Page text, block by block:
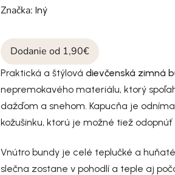
Značka:Iný
Dodanie od 1,90€
Praktická a štýlovádievčenská zimná
nepremokavého materiálu, ktorý
dažďom a snehom. Kapucňa je
kožušinku, ktorú je možné tiež odopnúť
Vnútro bundy je celé teplučké a
slečna zostane v pohodlí a teple aj